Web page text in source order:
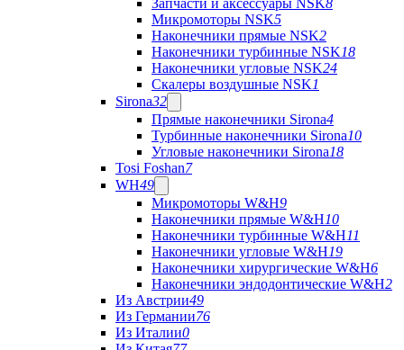
Запчасти и аксессуары NSK8
Микромоторы NSK5
Наконечники прямые NSK2
Наконечники турбинные NSK18
Наконечники угловые NSK24
Скалеры воздушные NSK1
Sirona32
Прямые наконечники Sirona4
Турбинные наконечники Sirona10
Угловые наконечники Sirona18
Tosi Foshan7
WH49
Микромоторы W&H9
Наконечники прямые W&H10
Наконечники турбинные W&H11
Наконечники угловые W&H19
Наконечники хирургические W&H6
Наконечники эндодонтические W&H2
Из Австрии49
Из Германии76
Из Италии0